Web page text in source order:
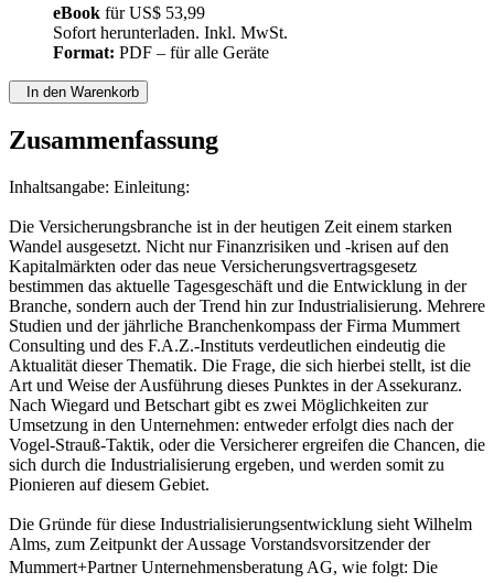
eBook fürUS$ 53,99
Sofort herunterladen. Inkl. MwSt.
Format: PDF – für alle Geräte
In den Warenkorb
Zusammenfassung
Inhaltsangabe: Einleitung:
Die Versicherungsbranche ist in der heutigen Zeit einem starken
Wandel ausgesetzt. Nicht nur Finanzrisiken und -krisen auf den
Kapitalmärkten oder das neue Versicherungsvertragsgesetz
bestimmen das aktuelle Tagesgeschäft und die Entwicklung in der
Branche, sondern auch der Trend hin zur Industrialisierung. Mehrere
Studien und der jährliche Branchenkompass der Firma Mummert
Consulting und des F.A.Z.-Instituts verdeutlichen eindeutig die
Aktualität dieser Thematik. Die Frage, die sich hierbei stellt, ist die
Art und Weise der Ausführung dieses Punktes in der Assekuranz.
Nach Wiegard und Betschart gibt es zwei Möglichkeiten zur
Umsetzung in den Unternehmen: entweder erfolgt dies nach der
Vogel-Strauß-Taktik, oder die Versicherer ergreifen die Chancen, die
sich durch die Industrialisierung ergeben, und werden somit zu
Pionieren auf diesem Gebiet.
Die Gründe für diese Industrialisierungsentwicklung sieht Wilhelm
Alms, zum Zeitpunkt der Aussage Vorstandsvorsitzender der
Mummert+Partner Unternehmensberatung AG, wie folgt: Die